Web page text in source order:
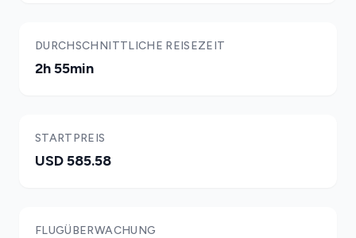
DURCHSCHNITTLICHE REISEZEIT
2h 55min
STARTPREIS
USD 585.58
FLUGÜBERWACHUNG